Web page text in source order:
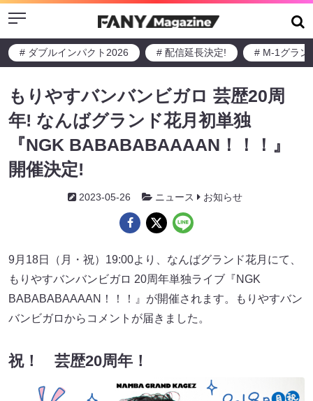
Menu
# ダブルインパクト2026 # 配信延長決定! # M-1グラン
もりやすバンバンビガロ 芸歴20周
年! なんばグランド花月初単独
『NGK BABABABAAAAN！！！』
開催決定!
2023-05-26 ニュース お知らせ
9月18日（月・祝）19:00より、なんばグランド花月にて、
もりやすバンバンビガロ 20周年単独ライブ『NGK
BABABABAAAAN！！！』が開催されます。もりやすバン
バンビガロからコメントが届きました。
祝！ 芸歴20周年！